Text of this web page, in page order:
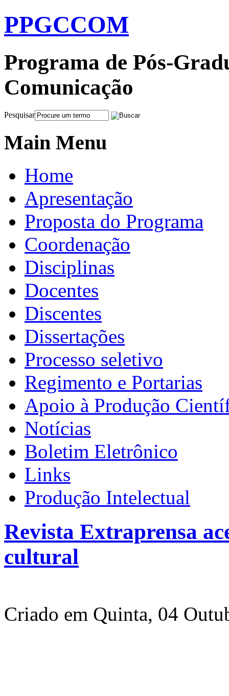
PPGCCOM
Programa de Pós-
Comunicação
Pesquisar
Main Menu
Home
Apresentação
Proposta do Programa
Coordenação
Disciplinas
Docentes
Discentes
Dissertações
Processo seletivo
Regimento e Portarias
Apoio à Produção
Notícias
Boletim Eletrônico
Links
Produção Intelectual
Revista Extraprensa
cultural
Criado em Quinta, 04